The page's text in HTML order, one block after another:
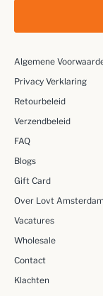
Algemene
Privacy Verklaring
Retourbeleid
Verzendbeleid
FAQ
Blogs
Gift Card
Over Lovt Amsterdam
Vacatures
Wholesale
Contact
Klachten